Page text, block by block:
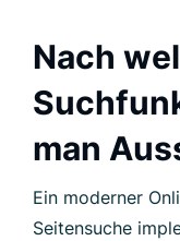
Nach
man
Ein moderner
Seitensuche